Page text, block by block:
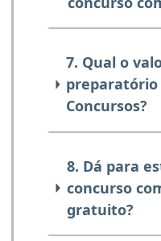
7. Qual o
preparatório
Concursos?
8. Dá para
concurso
gratuito?